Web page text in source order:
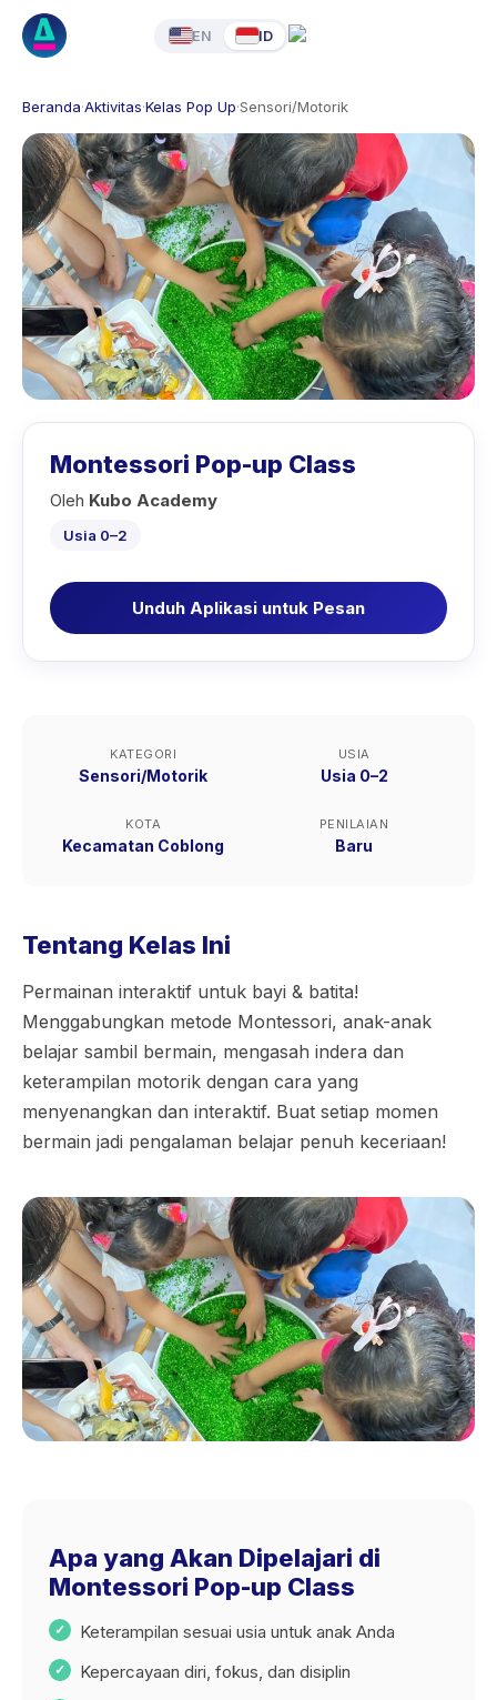
EN ID
Beranda·Aktivitas·Kelas Pop Up·Sensori/Motorik
Montessori Pop-up Class
Oleh Kubo Academy
Usia 0–2
Unduh Aplikasi untuk Pesan
KATEGORI
Sensori/Motorik
USIA
Usia 0–2
KOTA
Kecamatan Coblong
PENILAIAN
Baru
Tentang Kelas Ini
Permainan interaktif untuk bayi & batita!
Menggabungkan metode Montessori, anak-anak
belajar sambil bermain, mengasah indera dan
keterampilan motorik dengan cara yang
menyenangkan dan interaktif. Buat setiap momen
bermain jadi pengalaman belajar penuh keceriaan!
Apa yang Akan Dipelajari di
Montessori Pop-up Class
Keterampilan sesuai usia untuk anak Anda
Kepercayaan diri, fokus, dan disiplin